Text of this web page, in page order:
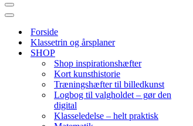
Navigation
menu
Navigation
Forside
Klassetrin og årsplaner
SHOP
Shop inspirationshæfter
Kort kunsthistorie
Træningshæfter til billedkunst
Logbog til valgholdet – gør den
digital
Klasseledelse – helt praktisk